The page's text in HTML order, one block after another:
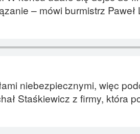
– mówi burmistrz Paweł
niebezpiecznymi, więc
Staśkiewicz z firmy, która